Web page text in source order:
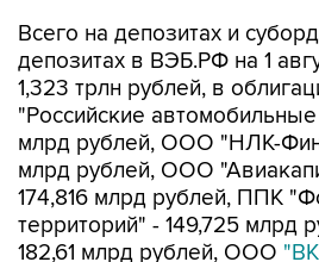
Всего на депозитах и
депозитах в ВЭБ.РФ на 1
1,323 трлн рублей, в
"Российские
млрд рублей, ООО "НЛК-
млрд рублей, ООО
174,816 млрд рублей, ППК
территорий" - 149,725 млрд
182,61 млрд рублей, ООО